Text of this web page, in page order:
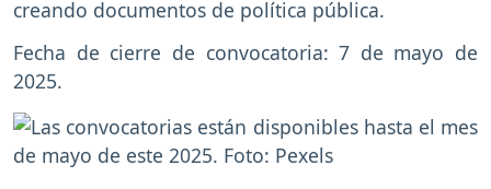
creando documentos de política pública.
Fecha de cierre de convocatoria: 7 de mayo de
2025.